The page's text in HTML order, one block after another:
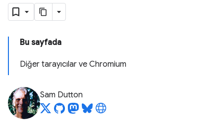
Bu sayfada
Diğer tarayıcılar ve Chromium
Sam Dutton